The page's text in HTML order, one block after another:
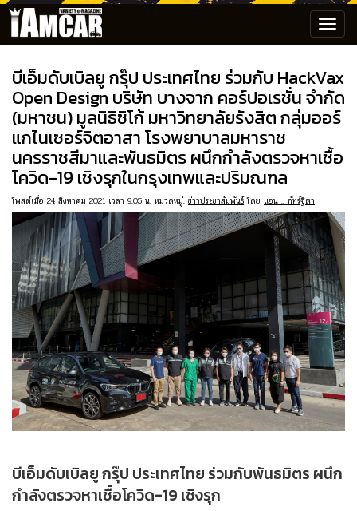
บีเอ็มดับเบิลยู กรุ๊ป ประเทศไทย ร่วมกับ HackVax
Open Design บริษัท บางจาก คอร์ปอเรชั่น จำกัด
(มหาชน) มูลนิธิซิโก้ มหาวิทยาลัยรังสิต กลุ่มออร์
แกไนเซอร์จิตอาสา โรงพยาบาลมหาราช
นครราชสีมาและพันธมิตร ผนึกกำลังตรวจหาเชื้อ
โควิด-19 เชิงรุกในกรุงเทพและปริมณฑล
โพสต์เมื่อ 24 สิงหาคม 2021 เวลา 9:05 น. หมวดหมู่: ข่าวประชาสัมพันธ์โดย แอน .. ภัทร์ฐิตา
บีเอ็มดับเบิลยู กรุ๊ป ประเทศไทย ร่วมกับพันธมิตร ผนึก
กำลังตรวจหาเชื้อโควิด-19 เชิงรุก